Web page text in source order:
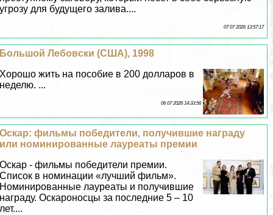
угрозу для будущего залива....
07 07 2026 13:57:17
Большой Лебовски (США), 1998
Хорошо жить на пособие в 200 долларов в
неделю. ...
06 07 2026 14:33:56
Оскар: фильмы победители, получившие награду
или номинированные лауреаты премии
Оскар - фильмы победители премии.
Список в номинации «лучший фильм».
Номинированные лауреаты и получившие
награду. Оскароносцы за последние 5 – 10
лет....